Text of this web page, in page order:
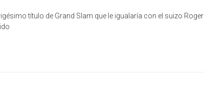
título de Grand Slam que le igualaría con el suizo Roger